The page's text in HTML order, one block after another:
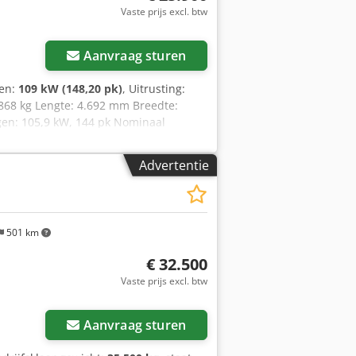
direct inzetbaar. Voor meer
contact met ons opnemen.
= Modeljaar: 2016 Toelaatbaar
markering: ja Technische staat: zeer
op met Gerrit Haverhoek voor
Vaste prijs excl. btw
Aanvraag sturen
109 kW (148,20 pk), Uitrusting:
kg Lengte: 4.692 mm Breedte:
105,9 kW, 144 pk Nominaal
7.480 cm³ Koppeltoename:
Advertentie
501 km
€ 32.500
Vaste prijs excl. btw
Aanvraag sturen